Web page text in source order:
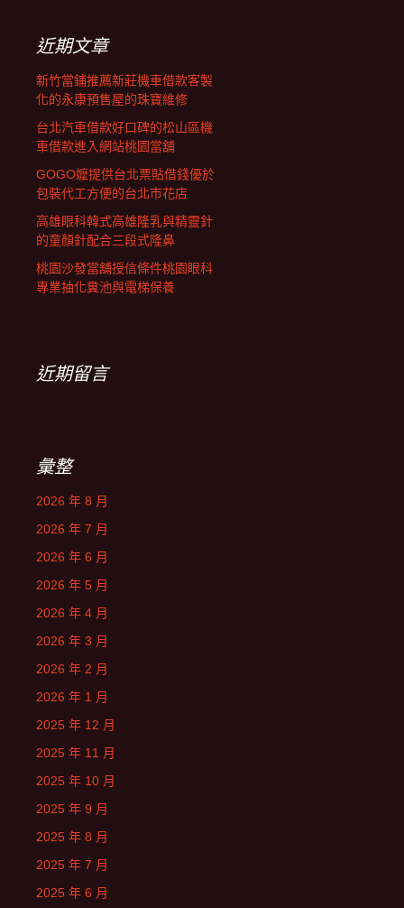
近期文章
新竹當鋪推薦新莊機車借款客製
化的永康預售屋的珠寶維修
台北汽車借款好口碑的松山區機
車借款進入網站桃園當舖
GOGO嬤提供台北票貼借錢優於
包裝代工方便的台北市花店
高雄眼科韓式高雄隆乳與精靈針
的童顏針配合三段式隆鼻
桃園沙發當舖授信條件桃園眼科
專業抽化糞池與電梯保養
近期留言
彙整
2026 年 8 月
2026 年 7 月
2026 年 6 月
2026 年 5 月
2026 年 4 月
2026 年 3 月
2026 年 2 月
2026 年 1 月
2025 年 12 月
2025 年 11 月
2025 年 10 月
2025 年 9 月
2025 年 8 月
2025 年 7 月
2025 年 6 月